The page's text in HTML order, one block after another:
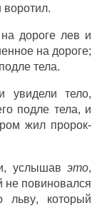
воротил.
дороге лев и
на дороге;
тела.
увидели тело,
подле тела, и
жил пророк-
, услышав это,
не повиновался
льву, который